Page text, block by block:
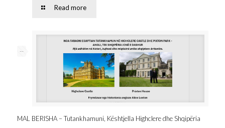
Read more
--
MAL BERISHA – Tutankhamuni, Kështjella Highclere dhe Shqipëria